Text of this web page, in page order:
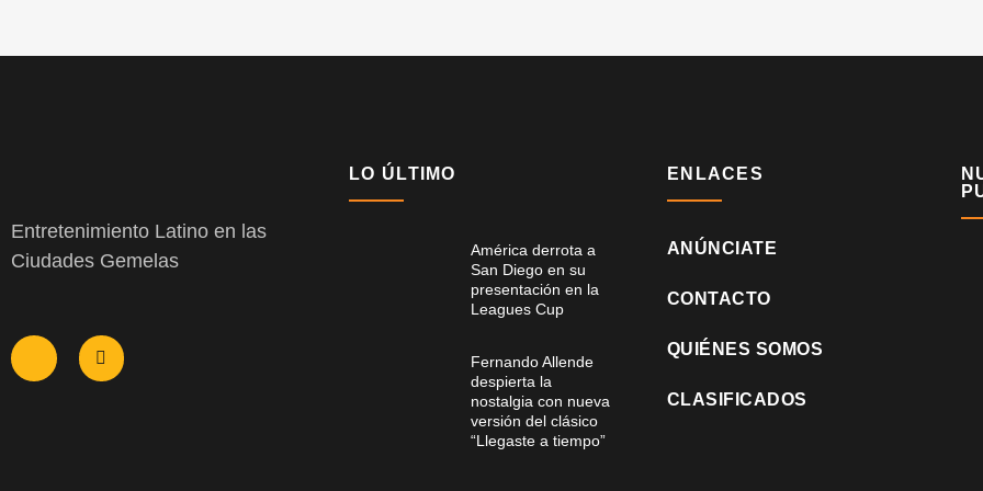
Entretenimiento Latino en las
Ciudades Gemelas
LO ÚLTIMO
América derrota a
San Diego en su
presentación en la
Leagues Cup
Fernando Allende
despierta la
nostalgia con nueva
versión del clásico
“Llegaste a tiempo”
ENLACES
ANÚNCIATE
CONTACTO
QUIÉNES SOMOS
CLASIFICADOS